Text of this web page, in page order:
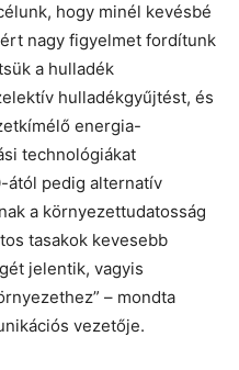
hogy minél kevésbé
nagy figyelmet fordítunk
a hulladék
hulladékgyűjtést, és
energia-
technológiákat
ától pedig alternatív
a környezettudatosság
tasakok kevesebb
jelentik, vagyis
– mondta
vezetője.